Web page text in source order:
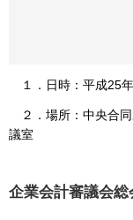
１．日時：平成25
２．場所：中央合
議室
企業会計審議会